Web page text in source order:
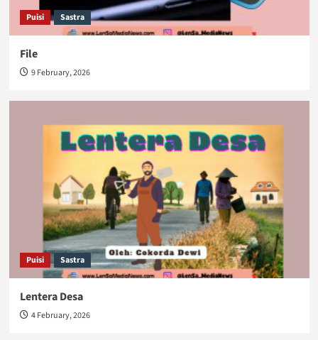
Puisi Sastra
File
9 February, 2026
Puisi Sastra
Lentera Desa
4 February, 2026